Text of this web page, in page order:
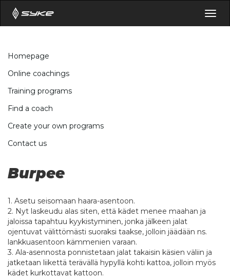
Homepage
Online coachings
Training programs
Find a coach
Create your own programs
Contact us
Burpee
1. Asetu seisomaan haara-asentoon.
2. Nyt laskeudu alas siten, että kädet menee maahan ja
jaloissa tapahtuu kyykistyminen, jonka jälkeen jalat
ojentuvat välittömästi suoraksi taakse, jolloin jäädään ns.
lankkuasentoon kämmenien varaan.
3. Ala-asennosta ponnistetaan jalat takaisin käsien väliin ja
jatketaan liikettä terävällä hypyllä kohti kattoa, jolloin myös
kädet kurkottavat kattoon.